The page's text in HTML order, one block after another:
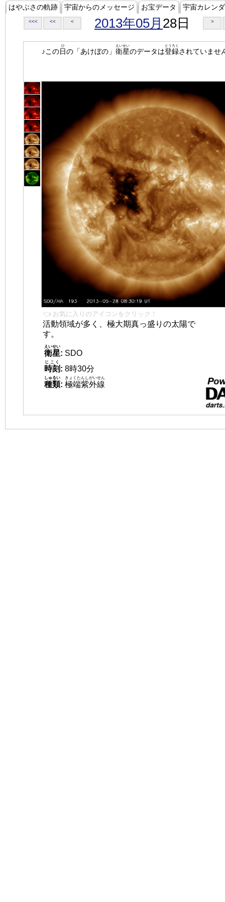
はやぶさの軌跡 宇宙からのメッセージ お宝データ 宇宙カレン
<<< << < 2013年05月 28日 >
♪この日
ひ
の「あけぼの」 衛星
えいせい
のデータは登録
とうろく
されていませ
👈 お気に入りのアイコンをクリック！
活動領域が多く、極大期真っ盛りの太陽で
す。
衛星
えいせい
: SDO
時刻
じこく
: 8時30分
種類
しゅるい
: 極端紫外線
きょくたんしがいせん